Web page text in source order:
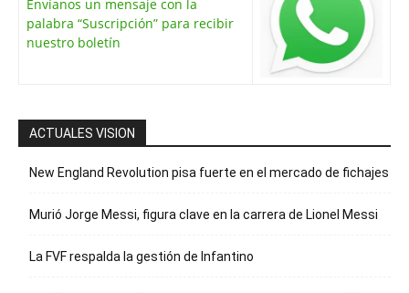
Envíanos un mensaje con la
palabra “Suscripción” para recibir
nuestro boletín
ACTUALES VISION
New England Revolution pisa fuerte en el mercado de fichajes
Murió Jorge Messi, figura clave en la carrera de Lionel Messi
La FVF respalda la gestión de Infantino